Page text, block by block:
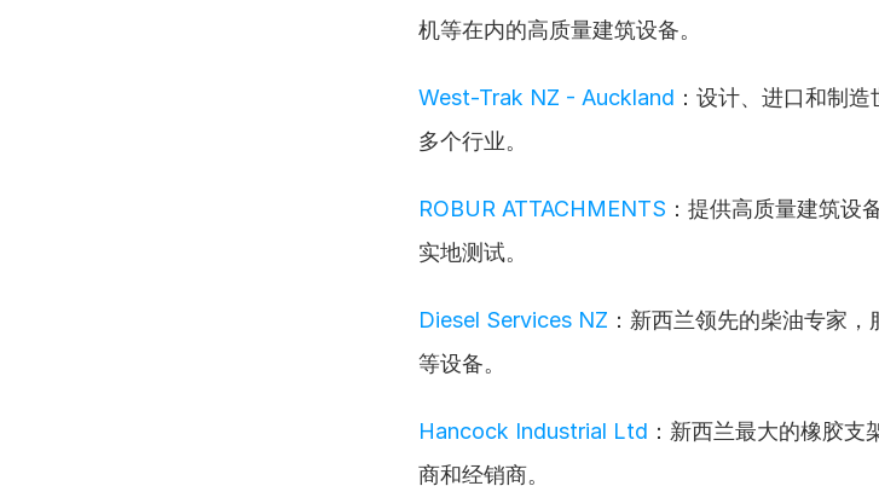
机等在内的高质量建筑设备。
West-Trak NZ - Auckland ：设计、进口和制
多个行业。
ROBUR ATTACHMENTS ：提供高质量建筑设
实地测试。
Diesel Services NZ ：新西兰领先的柴油专家
等设备。
Hancock Industrial Ltd ：新西兰最大的橡胶
商和经销商。